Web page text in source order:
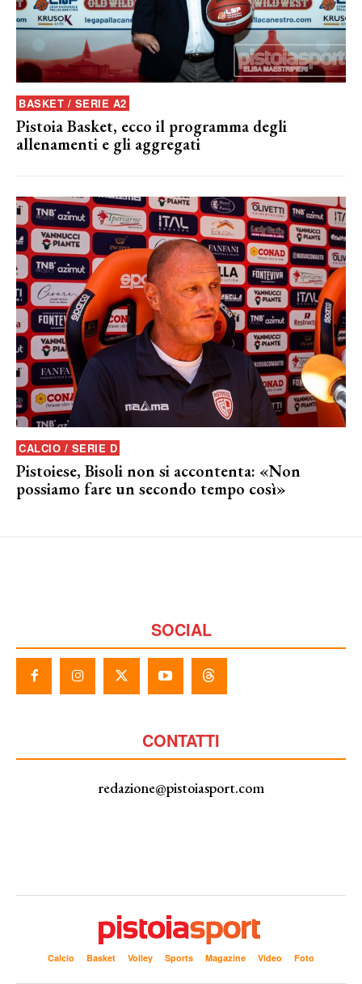
BASKET / SERIE A2
Pistoia Basket, ecco il programma degli
allenamenti e gli aggregati
CALCIO / SERIE D
Pistoiese, Bisoli non si accontenta: «Non
possiamo fare un secondo tempo così»
SOCIAL
CONTATTI
redazione@pistoiasport.com
Calcio Basket Volley Sports Magazine Video Foto